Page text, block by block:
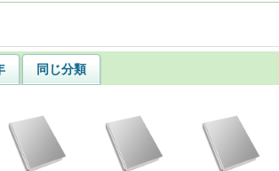
同じ分類